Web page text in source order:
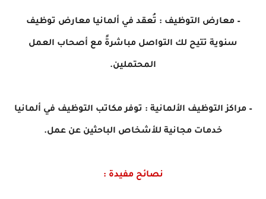
– معارض التوظيف : تُعقد في ألمانيا معارض توظيف
سنوية تتيح لك التواصل مباشرةً مع أصحاب العمل
المحتملين.
– مراكز التوظيف الألمانية : توفر مكاتب التوظيف في ألمانيا
خدمات مجانية للأشخاص الباحثين عن عمل.
نصائح مفيدة :